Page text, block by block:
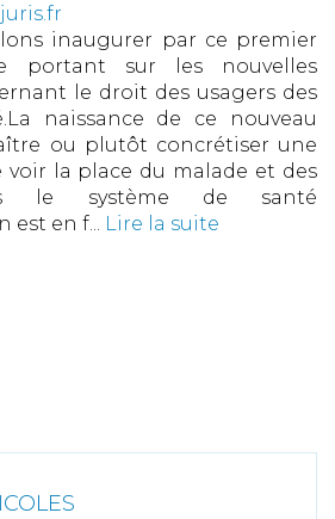
inaugurer par ce premier
portant sur les nouvelles
le droit des usagers des
naissance de ce nouveau
ou plutôt concrétiser une
voir la place du malade et des
le système de santé
est en f... Lire la suite